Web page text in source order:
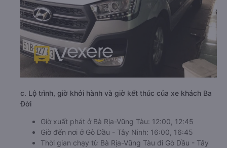
c. Lộ trình, giờ khởi hành và giờ kết thúc của xe khách Ba
Đời
Giờ xuất phát ở Bà Rịa-Vũng Tàu: 12:00, 12:45
Giờ đến nơi ở Gò Dầu - Tây Ninh: 16:00, 16:45
Thời gian chạy từ Bà Rịa-Vũng Tàu đi Gò Dầu - Tây